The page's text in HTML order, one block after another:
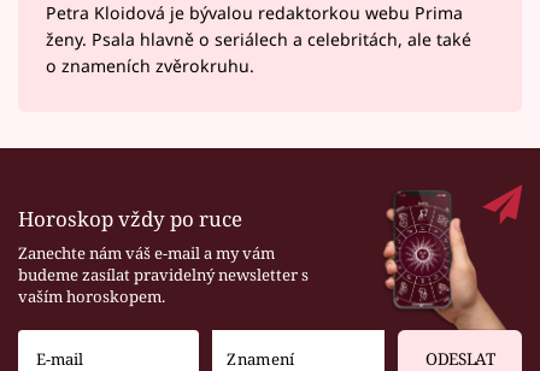
Petra Kloidová je bývalou redaktorkou webu Prima
ženy. Psala hlavně o seriálech a celebritách, ale také
o znameních zvěrokruhu.
Horoskop vždy po ruce
Zanechte nám váš e-mail a my vám
budeme zasílat pravidelný newsletter s
vaším horoskopem.
ODESLAT